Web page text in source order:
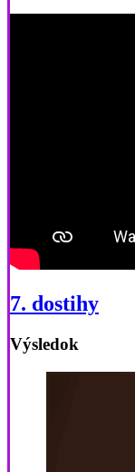
7. dostihy
Výsledok